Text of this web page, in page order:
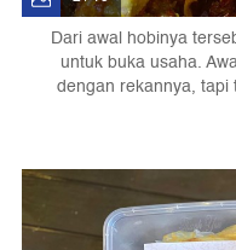
Dari awal hobinya
untuk buka usaha.
dengan rekannya,